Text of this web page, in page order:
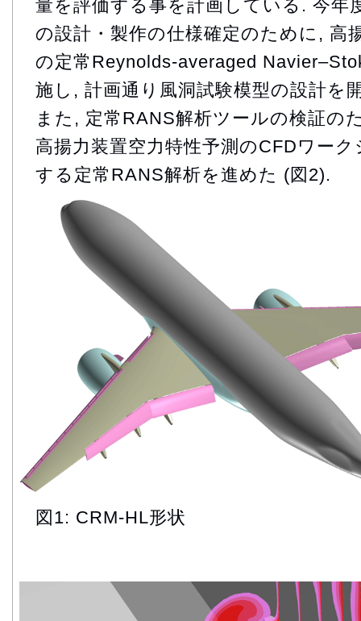
量を評価する事を計画している. 今年
の設計・製作の仕様確定のために, 高
の定常Reynolds-averaged
施し, 計画通り風洞試験模型の設計を
また, 定常RANS解析ツールの検証の
高揚力装置空力特性予測のCFDワー
する定常RANS解析を進めた (図2).
図1: CRM-HL形状